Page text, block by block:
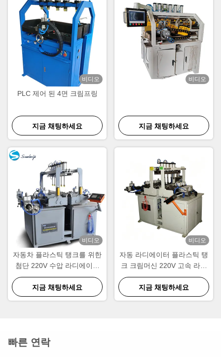
비디오
PLC 제어 된 4면 크림프링
지금 채팅하세요
비디오
지금 채팅하세요
비디오
자동차 플라스틱 탱크를 위한
첨단 220V 수압 라디에이터
클린칭 머신
지금 채팅하세요
비디오
자동 라디에이터 플라스틱 탱
크 크림머신 220V 고속 라디
에이터 크림머신
지금 채팅하세요
빠른 연락